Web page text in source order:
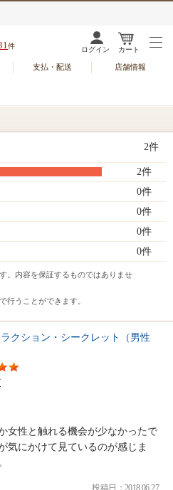
件 ログイン カート
支払・配送 店舗情報
2件
2件
0件
0件
0件
0件
。内容を保証するものではありませ
で行うことができます。
クション・シークレット（男性
女性と触れる機会が少なかったで
気にかけて見ているのが感じま
投稿日：2018.06.27